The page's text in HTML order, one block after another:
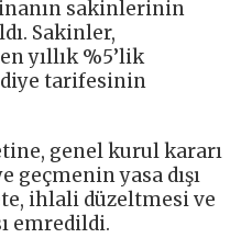
sakinlerinin
Sakinler,
yıllık %5’lik
tarifesinin
genel kurul kararı
yasa dışı
ihlali düzeltmesi ve
emredildi.